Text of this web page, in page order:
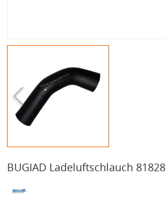
BUGIAD Ladeluftschlauch 81828